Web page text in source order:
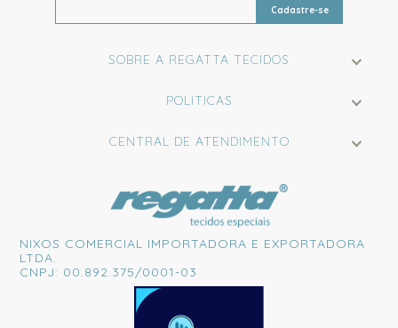
SOBRE A REGATTA TECIDOS
POLITICAS
CENTRAL DE ATENDIMENTO
Cadastre-se
NIXOS COMERCIAL IMPORTADORA E EXPORTADORA
LTDA.
CNPJ: 00.892.375/0001-03